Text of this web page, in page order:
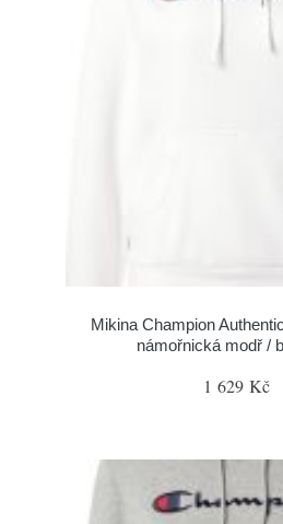
Mikina Champion
námořnická modř /
1 629 Kč